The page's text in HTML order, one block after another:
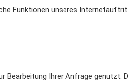
Funktionen unseres
Bearbeitung Ihrer Anfrage genutzt.